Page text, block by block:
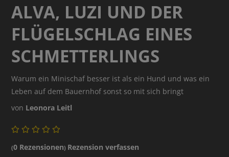
ALVA, LUZI UND DER
FLÜGELSCHLAG EINES
SCHMETTERLINGS
Warum ein Minischaf besser ist als ein Hund und was ein
Leben auf dem Bauernhof sonst so mit sich bringt
von Leonora Leitl
(0 Rezensionen) Rezension verfassen